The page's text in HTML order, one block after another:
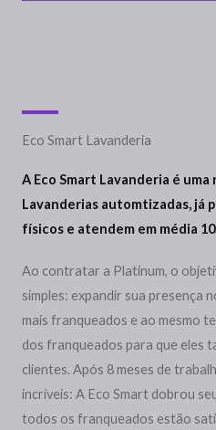
Eco Smart Lavanderia
A Eco Smart Lavanderia é
Lavanderias automtizadas, já
físicos e atendem em média
Ao contratar a Platinum, o
simples: expandir sua presença
mais franqueados e ao mesmo
dos franqueados para que eles
clientes. Após 8 meses de
incríveis: A Eco Smart dobrou
todos os franqueados estão